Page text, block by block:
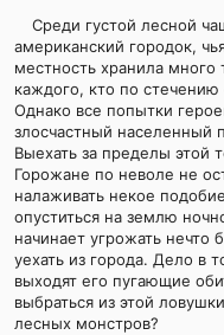
Среди густой лесной
американский городок,
местность хранила
каждого, кто по стечению
Однако все попытки
злосчастный населенный
Выехать за пределы этой
Горожане по неволе не
налаживать некое
опуститься на землю
начинает угрожать
уехать из города. Дело в
выходят его пугающие
выбраться из этой
лесных монстров?